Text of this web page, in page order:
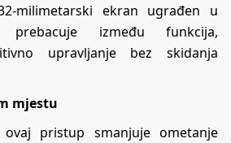
milimetarski ekran ugrađen u
između funkcija,
upravljanje bez skidanja
mjestu
pristup smanjuje ometanje